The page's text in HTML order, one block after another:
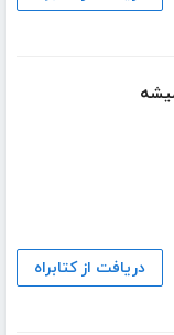
دریافت از کتابراه